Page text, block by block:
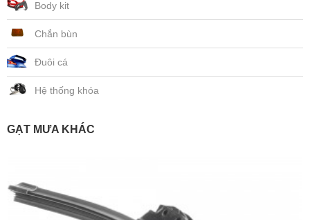
Body kit
Chắn bùn
Đuôi cá
Hệ thống khóa
GẠT MƯA KHÁC